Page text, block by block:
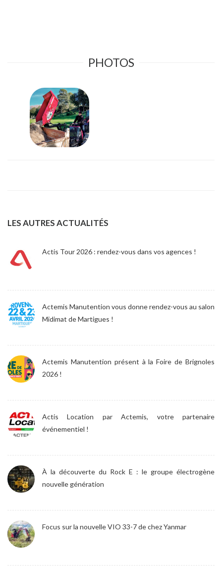
PHOTOS
LES AUTRES ACTUALITÉS
Actis Tour 2026 : rendez-vous dans vos agences !
Actemis Manutention vous donne rendez-vous au salon
Midimat de Martigues !
Actemis Manutention présent à la Foire de Brignoles
2026 !
Actis Location par Actemis, votre partenaire
événementiel !
À la découverte du Rock E : le groupe électrogène
nouvelle génération
Focus sur la nouvelle VIO 33-7 de chez Yanmar